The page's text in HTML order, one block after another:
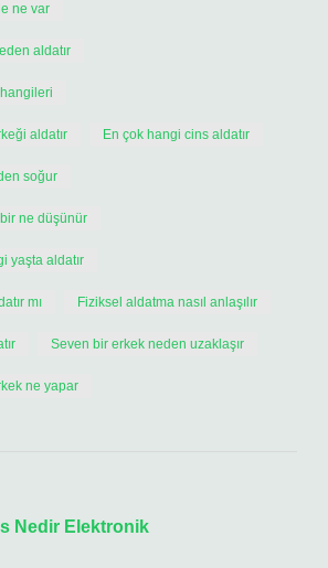
ne var
aldatır
aldatır En çok hangi cins aldatır
soğur
ne düşünür
yaşta aldatır
mı Fiziksel aldatma nasıl anlaşılır
Seven bir erkek neden uzaklaşır
ne yapar
Nedir Elektronik